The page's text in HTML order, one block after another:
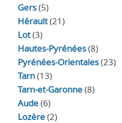
Gers(5)
Hérault(21)
Lot(3)
Hautes-Pyrénées(8)
Pyrénées-Orientales(23)
Tarn(13)
Tarn-et-Garonne(8)
Aude(6)
Lozère(2)